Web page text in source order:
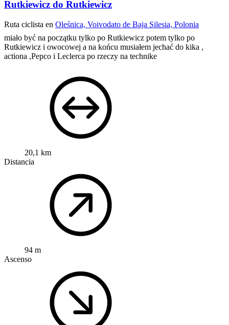
Rutkiewicz do Rutkiewicz
Ruta ciclista en Oleśnica, Voivodato de Baja Silesia, Polonia
miało być na początku tylko po Rutkiewicz potem tylko po
Rutkiewicz i owocowej a na końcu musiałem jechać do kika ,
actiona ,Pepco i Leclerca po rzeczy na technike
20,1 km
Distancia
94 m
Ascenso